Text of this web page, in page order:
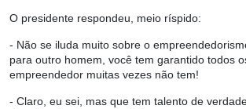
O presidente respondeu, meio ríspido:
- Não se iluda muito sobre o
para outro homem, você tem garantido todos
empreendedor muitas vezes não tem!
- Claro, eu sei, mas que tem talento de